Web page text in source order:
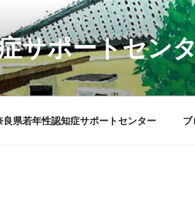
サポートセン
良県若年性認知症サポートセンター ブ